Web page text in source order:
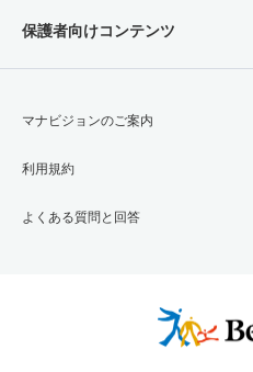
保護者向けコンテンツ
マナビジョンのご案内
利用規約
よくある質問と回答